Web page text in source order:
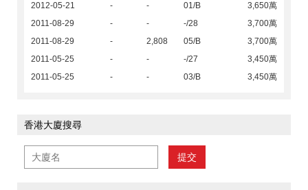
2012-05-21
- - 01/B
3,650萬
2011-08-29
- - -/28
3,700萬
2011-08-29
- 2,808 05/B
3,700萬
2011-05-25
- - -/27
3,450萬
2011-05-25
- - 03/B 3,450萬
香港大廈搜尋
提交